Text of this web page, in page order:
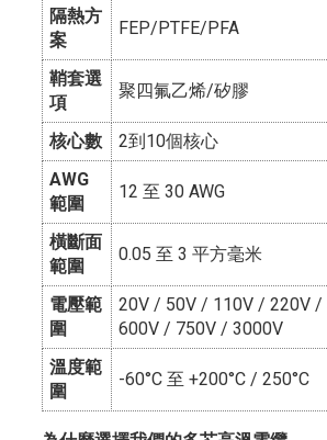
隔熱方
案
FEP/PTFE/PFA
鞘套選
項
聚四氟乙烯/矽膠
核心數
2到10個核心
AWG
範圍
12 至 30 AWG
橫斷面
範圍
0.05 至 3 平方毫米
電壓範
圍
20V / 50V / 110V / 220V
600V / 750V / 3000V
溫度範
圍
-60°C 至 +200°C / 250°C